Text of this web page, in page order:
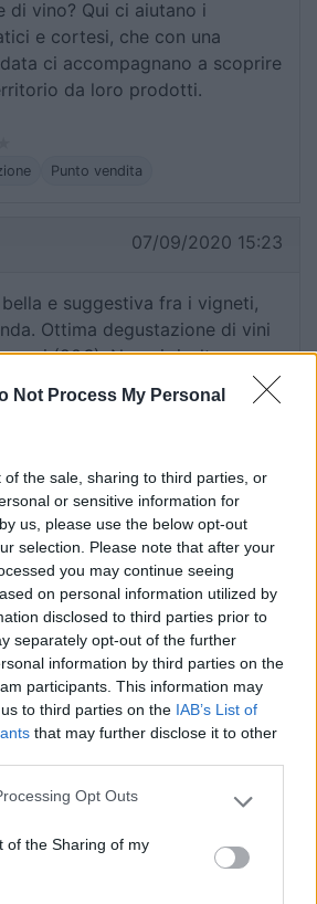
Not Process My Personal
of the sale, sharing to third parties, or
or sensitive information for
us, please use the below opt-out
selection. Please note that after your
you may continue seeing
on personal information utilized by
disclosed to third parties prior to
separately opt-out of the further
information by third parties on the
participants. This information may
to third parties on the IAB’s List of
that may further disclose it to other
app uses one or more Google
or usage behaviour. You may click to
specified purposes in below Google
Opt Outs
of the Sharing of my
di vino? Qui ci aiutano i
e cortesi, che con una
ci accompagnano a scoprire
da loro prodotti.
Punto vendita
07/09/2020 15:23
e suggestiva fra i vigneti,
Ottima degustazione di vini
(20€). Non ci risulta
impegnativo per mezzi
Prezzo
Punto ristoro
20/05/2019 1:03
offre alta qualità e
Posto tranquillo e tanta
a gestione familiare: la signora